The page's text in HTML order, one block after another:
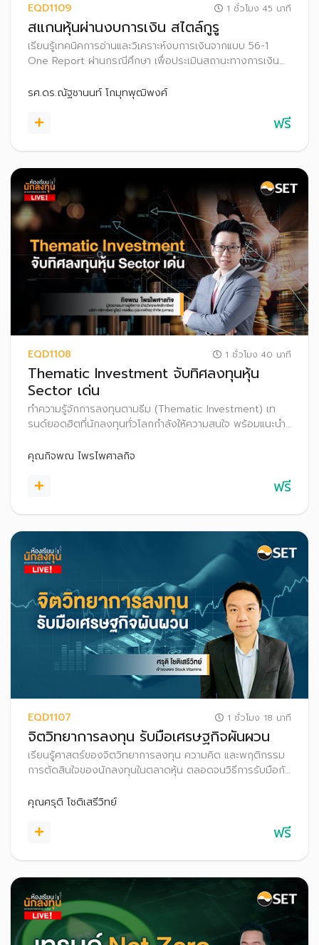
EQD1109 1 ชั่วโมง 45 นาที
สแกนหุ้นผ่านงบการเงิน สไตล์กูรู
เรียนรู้เทคนิคการอ่านและวิเคราะห์งบการเงินจากแบบ 56-1
One Report ผ่านกรณีศึกษา เพื่อประเมินสถานะทางการเงิน
รศ.ดร.ณัฐชานนท์ โกมุทพุฒิพงศ์
ฟรี
EQD1108 1 ชั่วโมง 40 นาที
Thematic Investment จับทิศลงทุนหุ้น
Sector เด่น
ทำความรู้จักการลงทุนตามธีม (Thematic Investment) เท
รนด์ยอดฮิตที่นักลงทุนทั่วโลกกำลังให้ความสนใจ พร้อมแนะนำ
เพิ่มโอกาสสร้างผลตอบแทนที่ดีในระยะยาว
คุณกิจพณ ไพรไพศาลกิจ
ฟรี
EQD1107 1 ชั่วโมง 18 นาที
จิตวิทยาการลงทุน รับมือเศรษฐกิจผันผวน
เรียนรู้ศาสตร์ของจิตวิทยาการลงทุน ความคิด และพฤติกรรม
การตัดสินใจของนักลงทุนในตลาดหุ้น ตลอดจนวิธีการรับมือกับ
เพื่อนำไปปรับใช้ให้เหมาะกับสไตล์การลงทุนของตนเอง และก้าวสู่
คุณศรุติ โชติเสรีวิทย์
ฟรี